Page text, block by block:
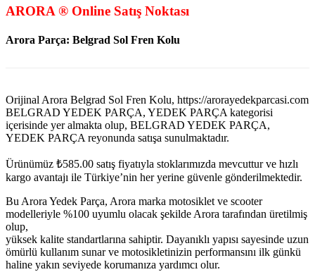
ARORA ® Online Satış Noktası
Arora Parça: Belgrad Sol Fren Kolu
Orijinal Arora Belgrad Sol Fren Kolu, https://arorayedekparcasi.com
BELGRAD YEDEK PARÇA, YEDEK PARÇA kategorisi
içerisinde yer almakta olup, BELGRAD YEDEK PARÇA,
YEDEK PARÇA reyonunda satışa sunulmaktadır.
Ürünümüz ₺585.00 satış fiyatıyla stoklarımızda mevcuttur ve hızlı
kargo avantajı ile Türkiye’nin her yerine güvenle gönderilmektedir.
Bu Arora Yedek Parça, Arora marka motosiklet ve scooter
modelleriyle %100 uyumlu olacak şekilde Arora tarafından üretilmiş
olup,
yüksek kalite standartlarına sahiptir. Dayanıklı yapısı sayesinde uzun
ömürlü kullanım sunar ve motosikletinizin performansını ilk günkü
haline yakın seviyede korumanıza yardımcı olur.